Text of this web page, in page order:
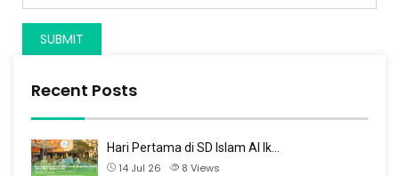
Recent Posts
Hari Pertama di SD Islam Al Ik…
14 Jul 26
8 Views